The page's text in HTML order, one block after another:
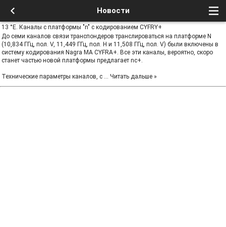
Новости
13 °E. Каналы с платформы "n" с кодированием CYFRY+
До семи каналов связи транспондеров транслироваться на платформе N
(10,834 ГГц, пол. V, 11,449 ГГц, пол. H и 11,508 ГГц, пол. V) были включены в
систему кодирования Nagra MA CYFRA+. Все эти каналы, вероятно, скоро
станет частью новой платформы предлагает nc+.
Технические параметры каналов, с ... Читать дальше »